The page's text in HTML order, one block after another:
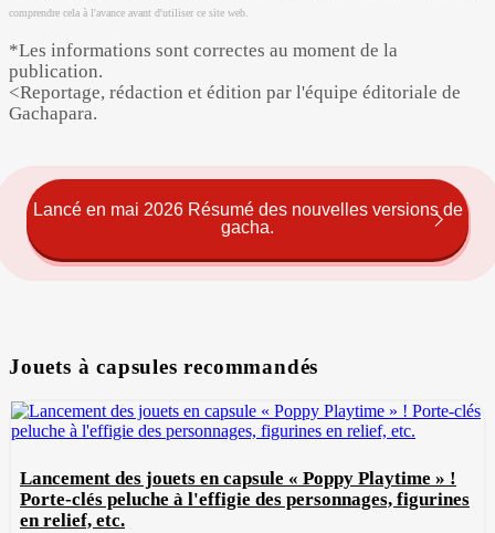
comprendre cela à l'avance avant d'utiliser ce site web.
*Les informations sont correctes au moment de la
publication.
<Reportage, rédaction et édition par l'équipe éditoriale de
Gachapara.
Lancé en mai 2026 Résumé des nouvelles versions de
gacha.
Jouets à capsules recommandés
Lancement des jouets en capsule « Poppy Playtime » !
Porte-clés peluche à l'effigie des personnages, figurines
en relief, etc.